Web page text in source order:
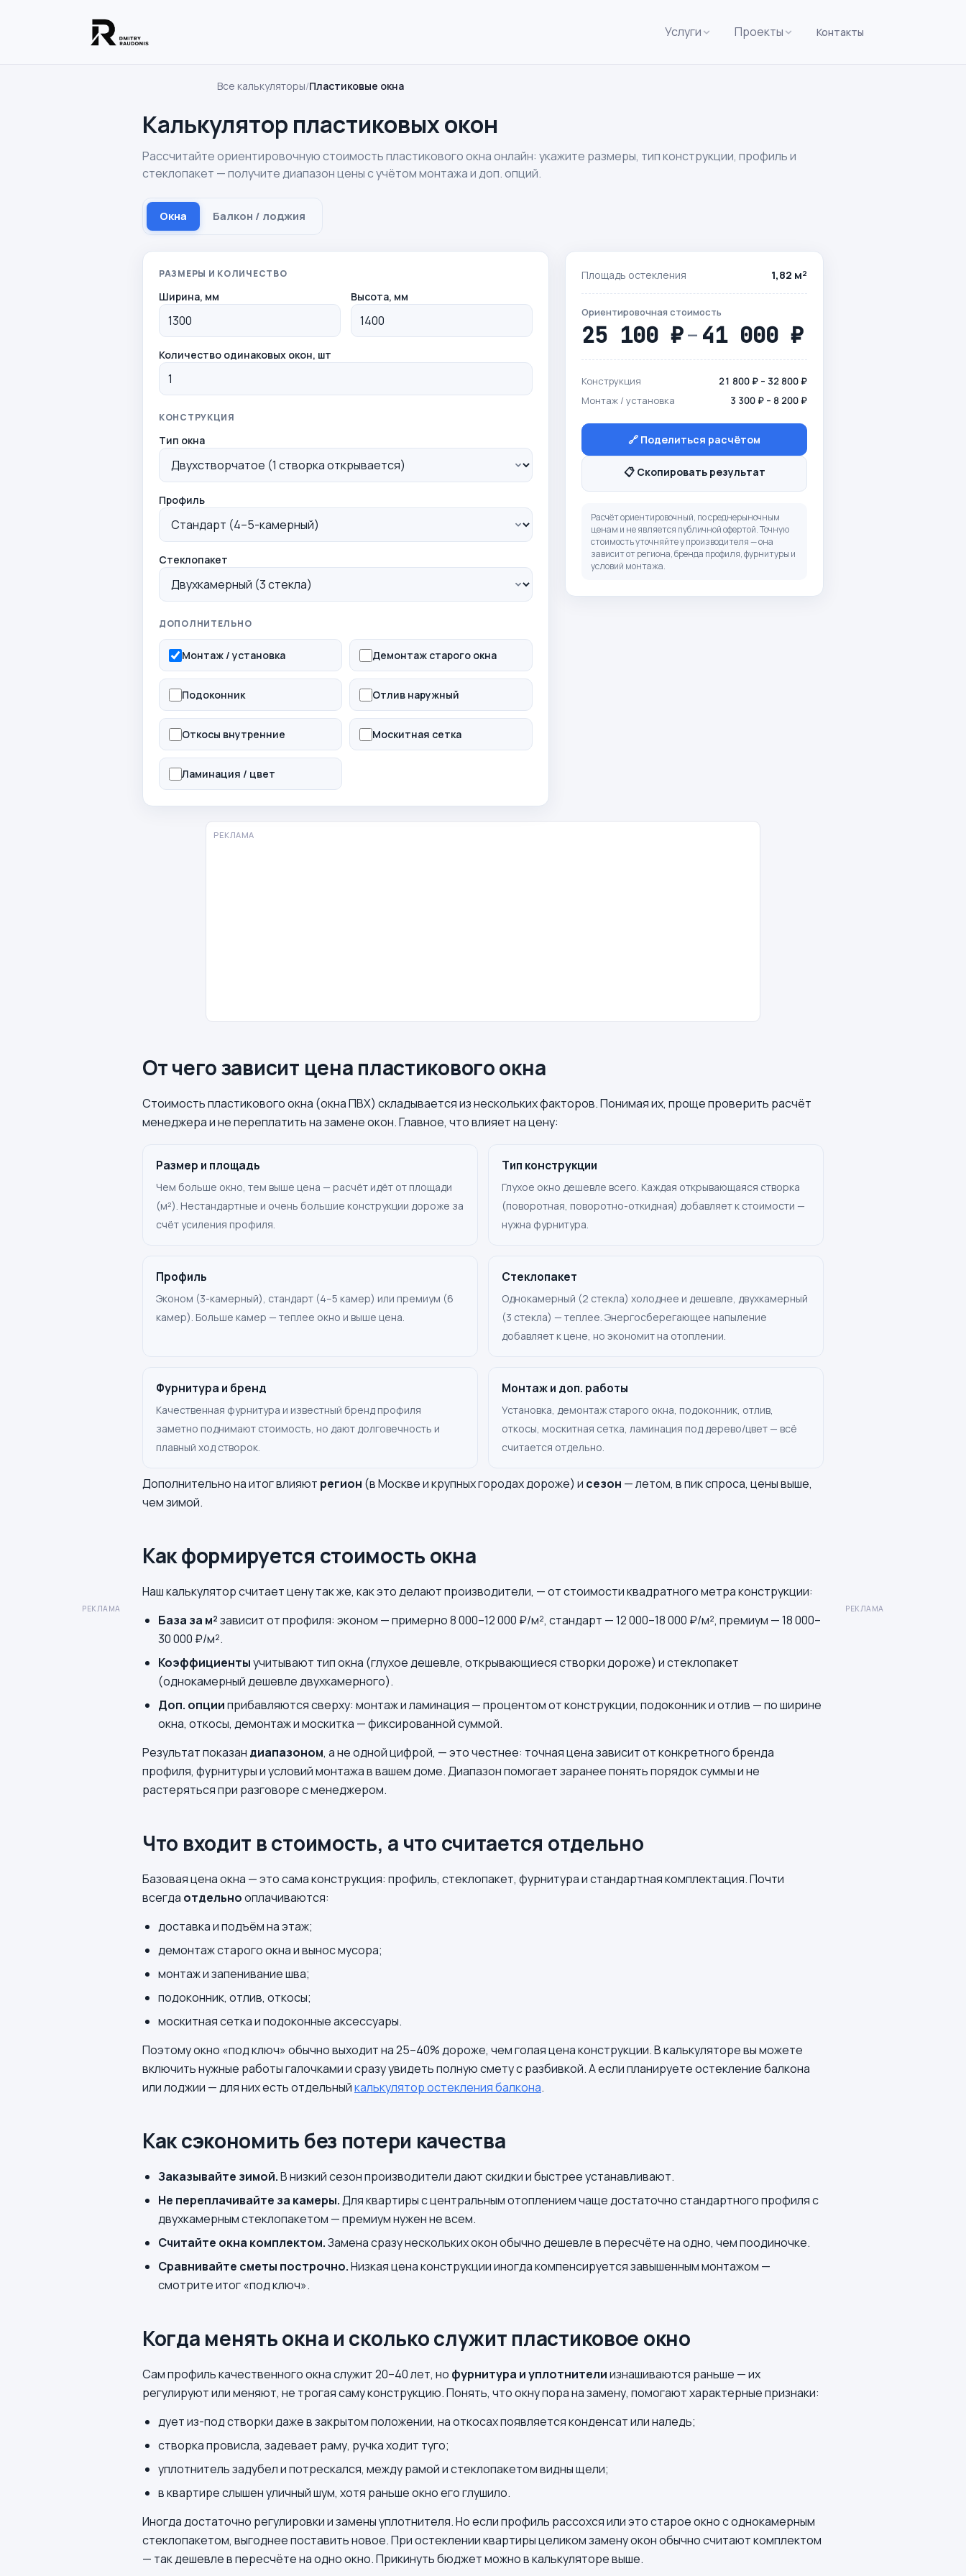
Услуги Проекты Контакты
Все калькуляторы/Пластиковые окна
Калькулятор пластиковых окон
Рассчитайте ориентировочную стоимость пластикового окна онлайн: укажите размеры, тип конструкции, профиль и
стеклопакет — получите диапазон цены с учётом монтажа и доп. опций.
Окна Балкон / лоджия
РАЗМЕРЫ И КОЛИЧЕСТВО
Ширина, мм Высота, мм
Количество одинаковых окон, шт
КОНСТРУКЦИЯ
Тип окна
Профиль
Стеклопакет
ДОПОЛНИТЕЛЬНО
Монтаж / установка Демонтаж старого окна
Подоконник Отлив наружный
Откосы внутренние Москитная сетка
Ламинация / цвет
Площадь остекления 1,82 м²
Ориентировочная стоимость
25 100 ₽– 41 000 ₽
Конструкция
21 800 ₽ – 32 800 ₽
Монтаж / установка
3 300 ₽ – 8 200 ₽
🔗 Поделиться расчётом
📋 Скопировать результат
Расчёт ориентировочный, по среднерыночным
ценам и не является публичной офертой. Точную
стоимость уточняйте у производителя — она
зависит от региона, бренда профиля, фурнитуры и
условий монтажа.
РЕКЛАМА
От чего зависит цена пластикового окна
Стоимость пластикового окна (окна ПВХ) складывается из нескольких факторов. Понимая их, проще проверить расчёт
менеджера и не переплатить на замене окон. Главное, что влияет на цену:
Размер и площадь
Чем больше окно, тем выше цена — расчёт идёт от площади
(м²). Нестандартные и очень большие конструкции дороже за
счёт усиления профиля.
Тип конструкции
Глухое окно дешевле всего. Каждая открывающаяся створка
(поворотная, поворотно-откидная) добавляет к стоимости —
нужна фурнитура.
Профиль
Эконом (3-камерный), стандарт (4–5 камер) или премиум (6
камер). Больше камер — теплее окно и выше цена.
Стеклопакет
Однокамерный (2 стекла) холоднее и дешевле, двухкамерный
(3 стекла) — теплее. Энергосберегающее напыление
добавляет к цене, но экономит на отоплении.
Фурнитура и бренд
Качественная фурнитура и известный бренд профиля
заметно поднимают стоимость, но дают долговечность и
плавный ход створок.
Монтаж и доп. работы
Установка, демонтаж старого окна, подоконник, отлив,
откосы, москитная сетка, ламинация под дерево/цвет — всё
считается отдельно.
Дополнительно на итог влияют регион (в Москве и крупных городах дороже) и сезон — летом, в пик спроса, цены выше,
чем зимой.
Как формируется стоимость окна
Наш калькулятор считает цену так же, как это делают производители, — от стоимости квадратного метра конструкции:
База за м²зависит от профиля: эконом — примерно 8 000–12 000 ₽/м², стандарт — 12 000–18 000 ₽/м², премиум — 18 000–
30 000 ₽/м².
Коэффициентыучитывают тип окна (глухое дешевле, открывающиеся створки дороже) и стеклопакет
(однокамерный дешевле двухкамерного).
Доп. опцииприбавляются сверху: монтаж и ламинация — процентом от конструкции, подоконник и отлив — по ширине
окна, откосы, демонтаж и москитка — фиксированной суммой.
Результат показан диапазоном, а не одной цифрой, — это честнее: точная цена зависит от конкретного бренда
профиля, фурнитуры и условий монтажа в вашем доме. Диапазон помогает заранее понять порядок суммы и не
растеряться при разговоре с менеджером.
Что входит в стоимость, а что считается отдельно
Базовая цена окна — это сама конструкция: профиль, стеклопакет, фурнитура и стандартная комплектация. Почти
всегда отдельнооплачиваются:
доставка и подъём на этаж;
демонтаж старого окна и вынос мусора;
монтаж и запенивание шва;
подоконник, отлив, откосы;
москитная сетка и подоконные аксессуары.
Поэтому окно «под ключ» обычно выходит на 25–40% дороже, чем голая цена конструкции. В калькуляторе вы можете
включить нужные работы галочками и сразу увидеть полную смету с разбивкой. А если планируете остекление балкона
или лоджии — для них есть отдельныйкалькулятор остекления балкона.
Как сэкономить без потери качества
Заказывайте зимой.В низкий сезон производители дают скидки и быстрее устанавливают.
Не переплачивайте за камеры.Для квартиры с центральным отоплением чаще достаточно стандартного профиля с
двухкамерным стеклопакетом — премиум нужен не всем.
Считайте окна комплектом.Замена сразу нескольких окон обычно дешевле в пересчёте на одно, чем поодиночке.
Сравнивайте сметы построчно.Низкая цена конструкции иногда компенсируется завышенным монтажом —
смотрите итог «под ключ».
Когда менять окна и сколько служит пластиковое окно
Сам профиль качественного окна служит 20–40 лет, но фурнитура и уплотнителиизнашиваются раньше — их
регулируют или меняют, не трогая саму конструкцию. Понять, что окну пора на замену, помогают характерные признаки:
дует из-под створки даже в закрытом положении, на откосах появляется конденсат или наледь;
створка провисла, задевает раму, ручка ходит туго;
уплотнитель задубел и потрескался, между рамой и стеклопакетом видны щели;
в квартире слышен уличный шум, хотя раньше окно его глушило.
Иногда достаточно регулировки и замены уплотнителя. Но если профиль рассохся или это старое окно с однокамерным
стеклопакетом, выгоднее поставить новое. При остеклении квартиры целиком замену окон обычно считают комплектом
— так дешевле в пересчёте на одно окно. Прикинуть бюджет можно в калькуляторе выше.
РЕКЛАМА РЕКЛАМА